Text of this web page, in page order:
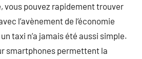
vous pouvez rapidement trouver
l’avènement de l’économie
taxi n’a jamais été aussi simple.
smartphones permettent la